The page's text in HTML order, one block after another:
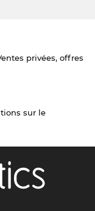
privées, offres
sur le